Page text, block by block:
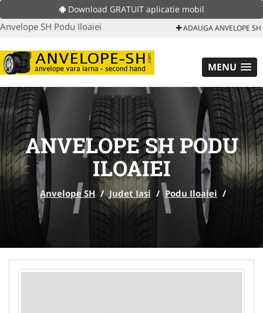
Download GRATUIT aplicatie mobil
Anvelope SH Podu Iloaiei ADAUGA ANVELOPE SH
MENU
ANVELOPE SH PODU
ILOAIEI
Anvelope SH / Judet Iasi / Podu Iloaiei /